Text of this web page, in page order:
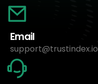
Email
support@trustindex.io